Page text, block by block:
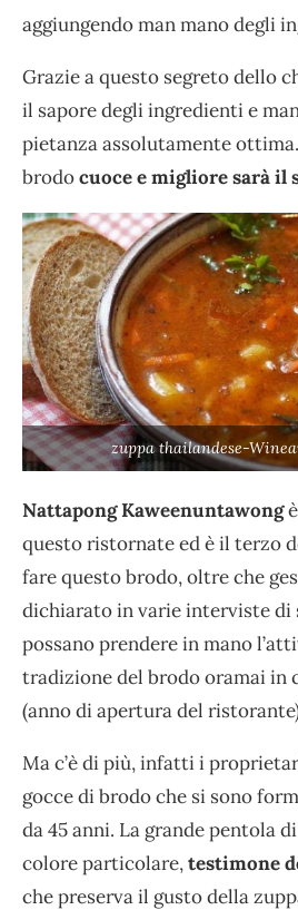
aggiungendo man mano degli
Grazie a questo segreto dello
il sapore degli ingredienti e
pietanza assolutamente
brodocuoce e migliore sarà il
zuppa thailandese-
Nattapong Kaweenuntawong
questo ristornate ed è il terzo
fare questo brodo, oltre che
dichiarato in varie interviste di
possano prendere in mano
tradizione del brodo oramai in
(anno di apertura del
Ma c’è di più, infatti i
gocce di brodo che si sono
da 45 anni. La grande pentola
colore particolare,testimone
che preserva il gusto della